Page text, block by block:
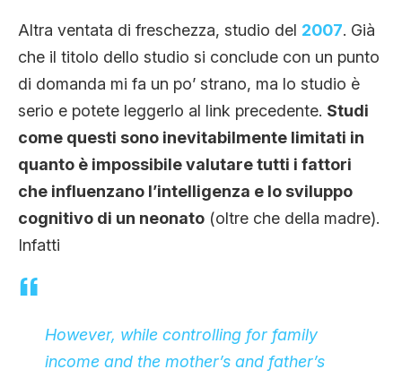
Altra ventata di freschezza, studio del 2007. Già
che il titolo dello studio si conclude con un punto
di domanda mi fa un po’ strano, ma lo studio è
serio e potete leggerlo al link precedente. Studi
come questi sono inevitabilmente limitati in
quanto è impossibile valutare tutti i fattori
che influenzano l’intelligenza e lo sviluppo
cognitivo di un neonato (oltre che della madre).
Infatti
However, while controlling for family
income and the mother’s and father’s